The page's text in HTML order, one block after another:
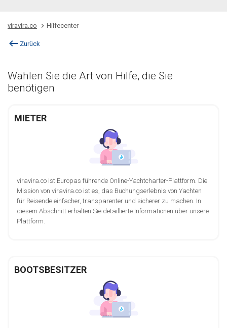
viravira.co Hilfecenter
Zurück
Wählen Sie die Art von Hilfe, die Sie
benötigen
MIETER
viravira.co ist Europas führende Online-Yachtcharter-Plattform. Die
Mission von viravira.co ist es, das Buchungserlebnis von Yachten
für Reisende einfacher, transparenter und sicherer zu machen. In
diesem Abschnitt erhalten Sie detaillierte Informationen über unsere
Plattform.
BOOTSBESITZER